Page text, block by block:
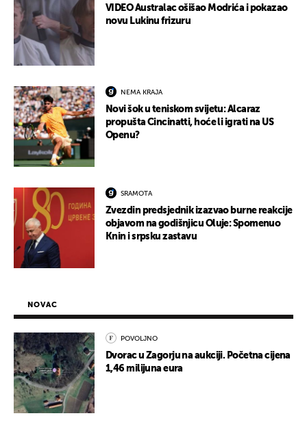
VIDEO Australac ošišao Modrića i pokazao
novu Lukinu frizuru
NEMA KRAJA
Novi šok u teniskom svijetu: Alcaraz
propušta Cincinatti, hoće li igrati na US
Openu?
SRAMOTA
Zvezdin predsjednik izazvao burne reakcije
objavom na godišnjicu Oluje: Spomenuo
Knin i srpsku zastavu
NOVAC
POVOLJNO
Dvorac u Zagorju na aukciji. Početna cijena
1,46 milijuna eura